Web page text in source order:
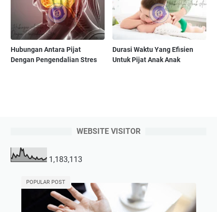
Hubungan Antara Pijat
Dengan Pengendalian Stres
Durasi Waktu Yang Efisien
Untuk Pijat Anak Anak
WEBSITE VISITOR
1,183,113
POPULAR POST